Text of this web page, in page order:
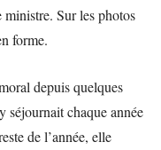
Sur les photos
forme.
depuis quelques
séjournait chaque année
de l’année, elle